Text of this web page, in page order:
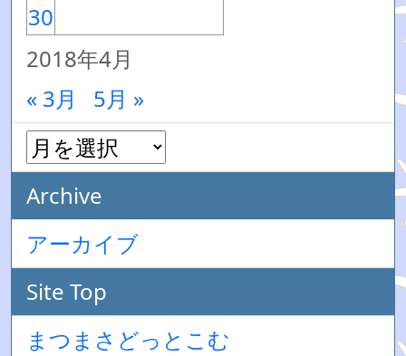
2018年4月
30
« 3月 5月 »
Archive
アーカイブ
Site Top
まつまさどっとこむ